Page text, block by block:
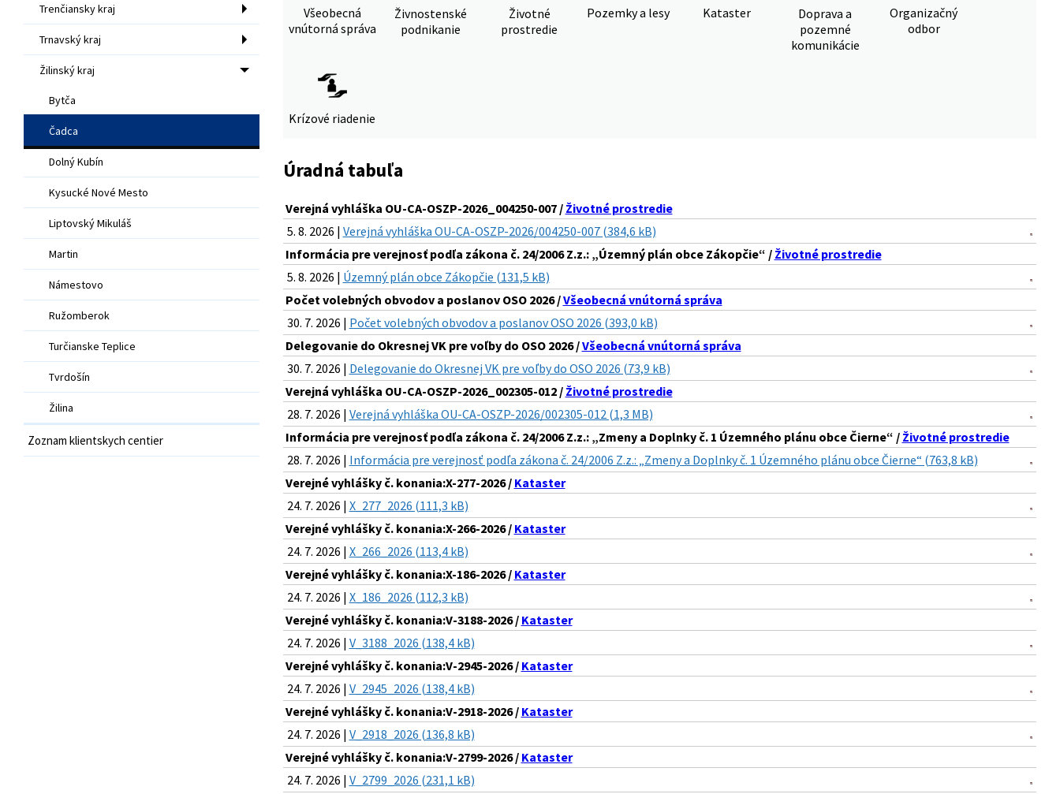
Trenčiansky kraj
Trnavský kraj
Žilinský kraj
Bytča
Čadca
Dolný Kubín
Kysucké Nové Mesto
Liptovský Mikuláš
Martin
Námestovo
Ružomberok
Turčianske Teplice
Tvrdošín
Žilina
Zoznam klientskych centier
Všeobecná
vnútorná správa
Živnostenské
podnikanie
Životné
prostredie
Pozemky a lesy Kataster
Doprava a
pozemné
komunikácie
Organizačný
odbor
Krízové riadenie
Úradná tabuľa
Verejná vyhláška OU-CA-OSZP-2026_004250-007 / Životné prostredie
5. 8. 2026 | Verejná vyhláška OU-CA-OSZP-2026/004250-007 (384,6 kB)
Informácia pre verejnosť podľa zákona č. 24/2006 Z.z.: „Územný plán obce Zákopčie“ / Životné prostredie
5. 8. 2026 | Územný plán obce Zákopčie (131,5 kB)
Počet volebných obvodov a poslanov OSO 2026 /Všeobecná vnútorná správa
30. 7. 2026 | Počet volebných obvodov a poslanov OSO 2026 (393,0 kB)
Delegovanie do Okresnej VK pre voľby do OSO 2026 /Všeobecná vnútorná správa
30. 7. 2026 | Delegovanie do Okresnej VK pre voľby do OSO 2026 (73,9 kB)
Verejná vyhláška OU-CA-OSZP-2026_002305-012 / Životné prostredie
28. 7. 2026 | Verejná vyhláška OU-CA-OSZP-2026/002305-012 (1,3 MB)
Informácia pre verejnosť podľa zákona č. 24/2006 Z.z.: „Zmeny a Doplnky č. 1 Územného plánu obce Čierne“ / Životné prostredie
28. 7. 2026 | Informácia pre verejnosť podľa zákona č. 24/2006 Z.z.: „Zmeny a Doplnky č. 1 Územného plánu obce Čierne“ (763,8 kB)
Verejné vyhlášky č. konania:X-277-2026 / Kataster
24. 7. 2026 | X_277_2026 (111,3 kB)
Verejné vyhlášky č. konania:X-266-2026 / Kataster
24. 7. 2026 | X_266_2026 (113,4 kB)
Verejné vyhlášky č. konania:X-186-2026 / Kataster
24. 7. 2026 | X_186_2026 (112,3 kB)
Verejné vyhlášky č. konania:V-3188-2026 / Kataster
24. 7. 2026 | V_3188_2026 (138,4 kB)
Verejné vyhlášky č. konania:V-2945-2026 / Kataster
24. 7. 2026 | V_2945_2026 (138,4 kB)
Verejné vyhlášky č. konania:V-2918-2026 / Kataster
24. 7. 2026 | V_2918_2026 (136,8 kB)
Verejné vyhlášky č. konania:V-2799-2026 / Kataster
24. 7. 2026 | V_2799_2026 (231,1 kB)